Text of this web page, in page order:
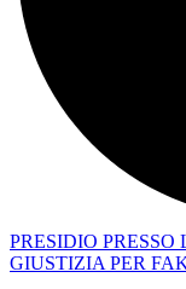
PRESIDIO
GIUSTIZIA PER